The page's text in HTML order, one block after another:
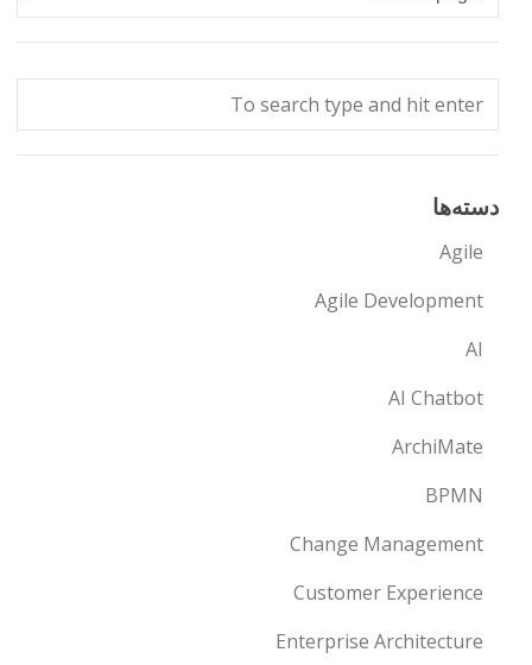
دسته‌ها
Agile
Agile Development
AI
AI Chatbot
ArchiMate
BPMN
Change Management
Customer Experience
Enterprise Architecture